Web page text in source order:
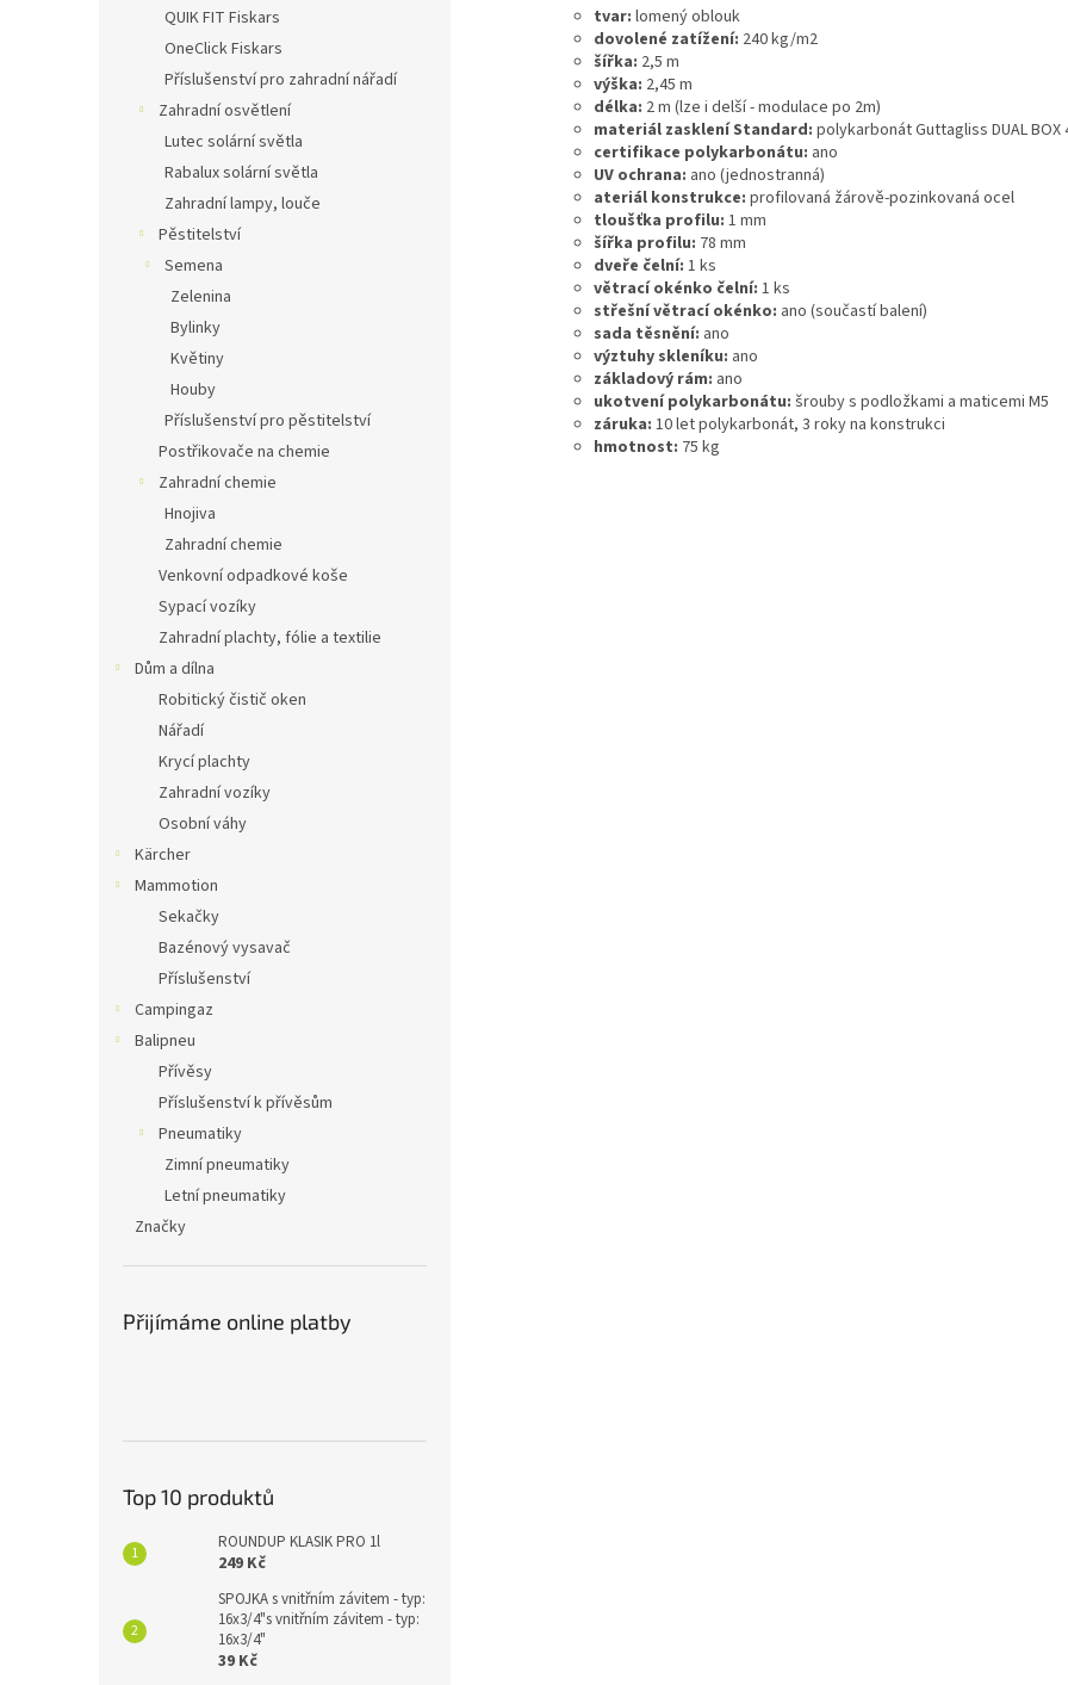
QUIK FIT Fiskars
OneClick Fiskars
Příslušenství pro zahradní nářadí
Zahradní osvětlení
Lutec solární světla
Rabalux solární světla
Zahradní lampy, louče
Pěstitelství
Semena
Zelenina
Bylinky
Květiny
Houby
Příslušenství pro pěstitelství
Postřikovače na chemie
Zahradní chemie
Hnojiva
Zahradní chemie
Venkovní odpadkové koše
Sypací vozíky
Zahradní plachty, fólie a textilie
Dům a dílna
Robitický čistič oken
Nářadí
Krycí plachty
Zahradní vozíky
Osobní váhy
Kärcher
Mammotion
Sekačky
Bazénový vysavač
Příslušenství
Campingaz
Balipneu
Přívěsy
Příslušenství k přívěsům
Pneumatiky
Zimní pneumatiky
Letní pneumatiky
Značky
Přijímáme online platby
Top 10 produktů
ROUNDUP KLASIK PRO 1l
249 Kč
SPOJKA s vnitřním závitem - typ:
16x3/4"s vnitřním závitem - typ:
16x3/4"
39 Kč
tvar: lomený oblouk
dovolené zatížení: 240 kg/m2
šířka: 2,5 m
výška: 2,45 m
délka: 2 m (lze i delší - modulace po 2m)
materiál zasklení Standard: polykarbonát Guttagliss DUAL BOX
certifikace polykarbonátu: ano
UV ochrana: ano (jednostranná)
ateriál konstrukce: profilovaná žárově-pozinkovaná ocel
tloušťka profilu: 1 mm
šířka profilu: 78 mm
dveře čelní: 1 ks
větrací okénko čelní: 1 ks
střešní větrací okénko: ano (součastí balení)
sada těsnění: ano
výztuhy skleníku: ano
základový rám: ano
ukotvení polykarbonátu: šrouby s podložkami a maticemi M5
záruka: 10 let polykarbonát, 3 roky na konstrukci
hmotnost: 75 kg